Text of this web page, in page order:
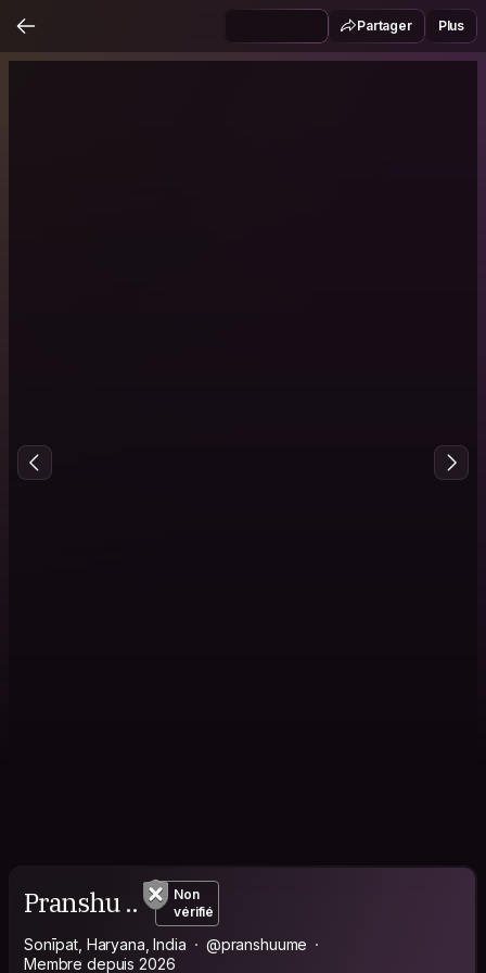
Partager Plus
Pranshu ..
Non
vérifié
Sonīpat, Haryana, India
@pranshuume
Membre depuis 2026